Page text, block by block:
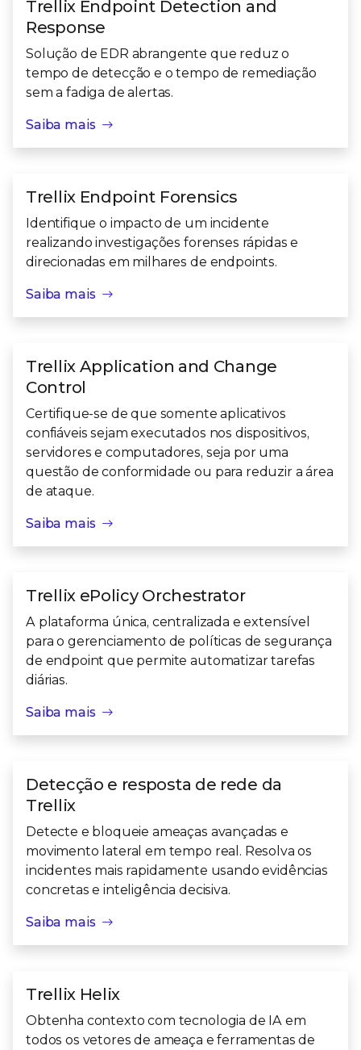
Trellix Endpoint Detection and
Response
Solução de EDR abrangente que reduz o
tempo de detecção e o tempo de remediação
sem a fadiga de alertas.
Saiba mais
Trellix Endpoint Forensics
Identifique o impacto de um incidente
realizando investigações forenses rápidas e
direcionadas em milhares de endpoints.
Saiba mais
Trellix Application and Change
Control
Certifique-se de que somente aplicativos
confiáveis sejam executados nos dispositivos,
servidores e computadores, seja por uma
questão de conformidade ou para reduzir a área
de ataque.
Saiba mais
Trellix ePolicy Orchestrator
A plataforma única, centralizada e extensível
para o gerenciamento de políticas de segurança
de endpoint que permite automatizar tarefas
diárias.
Saiba mais
Detecção e resposta de rede da
Trellix
Detecte e bloqueie ameaças avançadas e
movimento lateral em tempo real. Resolva os
incidentes mais rapidamente usando evidências
concretas e inteligência decisiva.
Saiba mais
Trellix Helix
Obtenha contexto com tecnologia de IA em
todos os vetores de ameaça e ferramentas de